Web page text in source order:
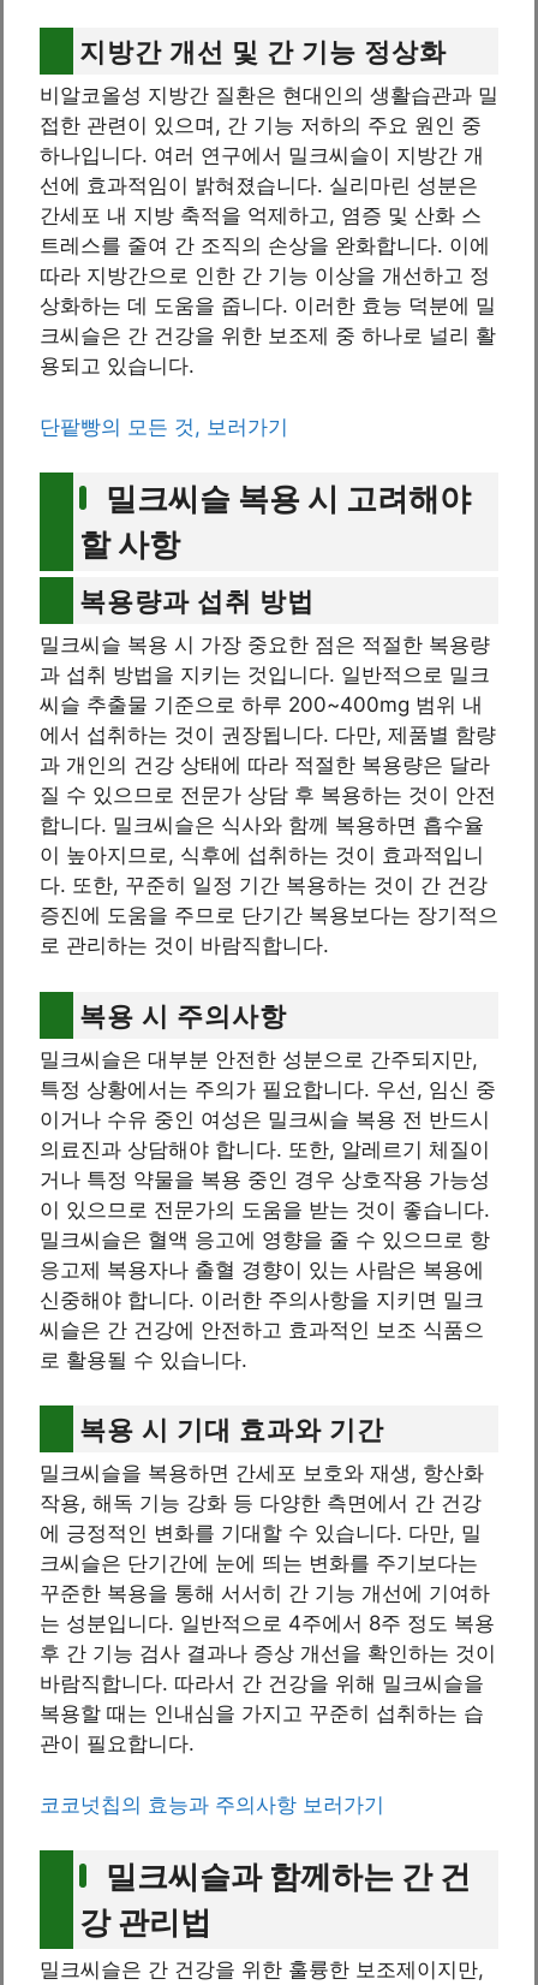
지방간 개선 및 간 기능 정상화
비알코올성 지방간 질환은 현대인의 생활습관과 밀
접한 관련이 있으며, 간 기능 저하의 주요 원인 중
하나입니다. 여러 연구에서 밀크씨슬이 지방간 개
선에 효과적임이 밝혀졌습니다. 실리마린 성분은
간세포 내 지방 축적을 억제하고, 염증 및 산화 스
트레스를 줄여 간 조직의 손상을 완화합니다. 이에
따라 지방간으로 인한 간 기능 이상을 개선하고 정
상화하는 데 도움을 줍니다. 이러한 효능 덕분에 밀
크씨슬은 간 건강을 위한 보조제 중 하나로 널리 활
용되고 있습니다.
단팥빵의 모든 것, 보러가기
밀크씨슬 복용 시 고려해야
할 사항
복용량과 섭취 방법
밀크씨슬 복용 시 가장 중요한 점은 적절한 복용량
과 섭취 방법을 지키는 것입니다. 일반적으로 밀크
씨슬 추출물 기준으로 하루 200~400mg 범위 내
에서 섭취하는 것이 권장됩니다. 다만, 제품별 함량
과 개인의 건강 상태에 따라 적절한 복용량은 달라
질 수 있으므로 전문가 상담 후 복용하는 것이 안전
합니다. 밀크씨슬은 식사와 함께 복용하면 흡수율
이 높아지므로, 식후에 섭취하는 것이 효과적입니
다. 또한, 꾸준히 일정 기간 복용하는 것이 간 건강
증진에 도움을 주므로 단기간 복용보다는 장기적으
로 관리하는 것이 바람직합니다.
복용 시 주의사항
밀크씨슬은 대부분 안전한 성분으로 간주되지만,
특정 상황에서는 주의가 필요합니다. 우선, 임신 중
이거나 수유 중인 여성은 밀크씨슬 복용 전 반드시
의료진과 상담해야 합니다. 또한, 알레르기 체질이
거나 특정 약물을 복용 중인 경우 상호작용 가능성
이 있으므로 전문가의 도움을 받는 것이 좋습니다.
밀크씨슬은 혈액 응고에 영향을 줄 수 있으므로 항
응고제 복용자나 출혈 경향이 있는 사람은 복용에
신중해야 합니다. 이러한 주의사항을 지키면 밀크
씨슬은 간 건강에 안전하고 효과적인 보조 식품으
로 활용될 수 있습니다.
복용 시 기대 효과와 기간
밀크씨슬을 복용하면 간세포 보호와 재생, 항산화
작용, 해독 기능 강화 등 다양한 측면에서 간 건강
에 긍정적인 변화를 기대할 수 있습니다. 다만, 밀
크씨슬은 단기간에 눈에 띄는 변화를 주기보다는
꾸준한 복용을 통해 서서히 간 기능 개선에 기여하
는 성분입니다. 일반적으로 4주에서 8주 정도 복용
후 간 기능 검사 결과나 증상 개선을 확인하는 것이
바람직합니다. 따라서 간 건강을 위해 밀크씨슬을
복용할 때는 인내심을 가지고 꾸준히 섭취하는 습
관이 필요합니다.
코코넛칩의 효능과 주의사항 보러가기
밀크씨슬과 함께하는 간 건
강 관리법
밀크씨슬은 간 건강을 위한 훌륭한 보조제이지만,